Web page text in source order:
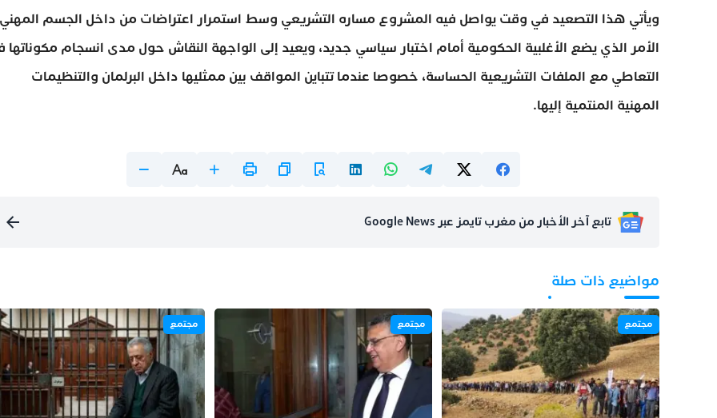
ويأتي هذا التصعيد في وقت يواصل فيه المشروع مساره التشريعي وسط استمرار اعتراضات من داخل الجسم
الأمر الذي يضع الأغلبية الحكومية أمام اختبار سياسي جديد، ويعيد إلى الواجهة النقاش حول مدى انسجام مكوناتها
التعاطي مع الملفات التشريعية الحساسة، خصوصا عندما تتباين المواقف بين ممثليها داخل البرلمان والتنظيمات
المهنية المنتمية إليها.
تابع آخر الأخبار من مغرب تايمز عبر Google News
مواضيع ذات صلة
مجتمع مجتمع مجتمع